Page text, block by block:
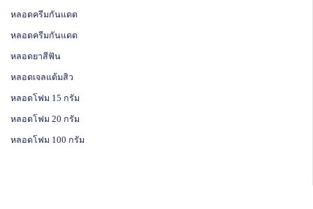
หลอดครีมกันแดด
หลอดครีมกันแดด
หลอดยาสีฟัน
หลอดเจลแต้มสิว
หลอดโฟม 15 กรัม
หลอดโฟม 20 กรัม
หลอดโฟม 100 กรัม